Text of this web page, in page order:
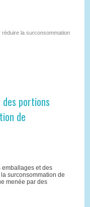
réduire la surconsommation
portions
de
emballages et des
surconsommation de
menée par des